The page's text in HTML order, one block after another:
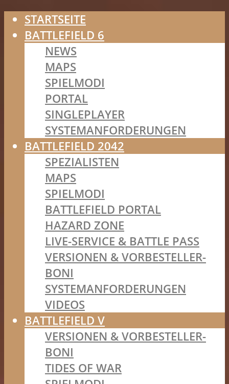
STARTSEITE
BATTLEFIELD 6
NEWS
MAPS
SPIELMODI
PORTAL
SINGLEPLAYER
SYSTEMANFORDERUNGEN
BATTLEFIELD 2042
SPEZIALISTEN
MAPS
SPIELMODI
BATTLEFIELD PORTAL
HAZARD ZONE
LIVE-SERVICE & BATTLE PASS
VERSIONEN & VORBESTELLER-
BONI
SYSTEMANFORDERUNGEN
VIDEOS
BATTLEFIELD V
VERSIONEN & VORBESTELLER-
BONI
TIDES OF WAR